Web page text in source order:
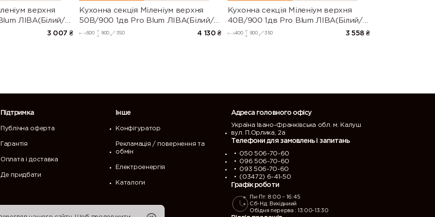
верхня
ЛІВА(Білий/
3 007 ₴
Кухонна секція Міленіум верхня
50В/900 1дв Pro Blum ЛІВА(Білий/
Напівмат Білий 9003)
500 900 350 4 130 ₴
Кухонна секція Міленіум верхня
40В/900 1дв Pro Blum ЛІВА(Білий/
Напівмат Білий 9003)
400 900 350 3 558 ₴
Підтримка
Публічна оферта
Гарантія
Оплата і доставка
Де придбати
Інше
Конфігуратор
Рекламація / повернення та
обмін
Електроенергія
Каталоги
Адреса головного офісу
Україна Івано-Франківська обл. м. Калуш
вул. П.Орлика, 2а
Телефони для замовлень і запитань
050 506-70-60
096 506-70-60
093 506-70-60
(03472) 6-41-50
Графік роботи
Пн-Пт: 8:00 – 16:45
Сб-Нд: Вихідниий
Обідня перерва : 13:00-13:30